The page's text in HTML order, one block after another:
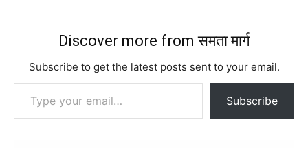
Discover more from समता मार्ग
Subscribe to get the latest posts sent to your email.
Type your email…
Subscribe